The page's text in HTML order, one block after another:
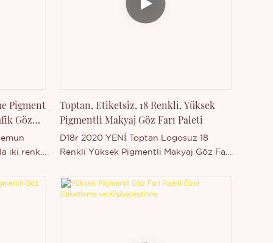
Pigment
Göz
iki renkli
Toptan, Etiketsiz, 18 Renkli, Yüksek
Pigmentli Makyaj Göz Farı Paleti
D18r 2020 YENİ Toptan Logosuz 18
Renkli Yüksek Pigmentli Makyaj Göz Farı
bulunan Thincen Main tarafından
üretilmektedir. Güçlü üretim kapasitemiz